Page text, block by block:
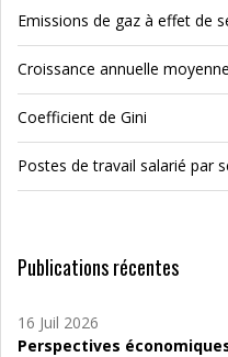
Emissions de gaz à effet de
Croissance annuelle
Coefficient de Gini
Postes de travail salarié par
Publications récentes
16 Juil 2026
Perspectives